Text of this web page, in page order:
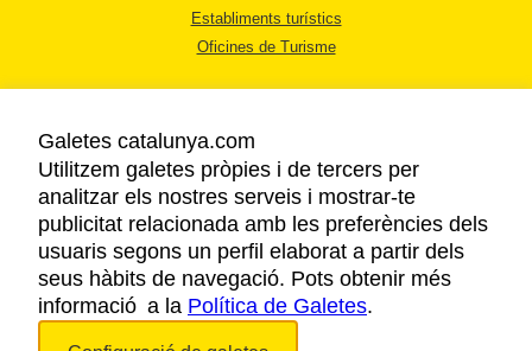
Establiments turístics
Oficines de Turisme
AVÍS LEGAL
POLÍTICA DE PRIVACITAT
COOKIES
ACCESSIBILITAT
Galetes catalunya.com
Utilitzem galetes pròpies i de tercers per
analitzar els nostres serveis i mostrar-te
publicitat relacionada amb les preferències dels
usuaris segons un perfil elaborat a partir dels
seus hàbits de navegació. Pots obtenir més
informació a la Política de Galetes.